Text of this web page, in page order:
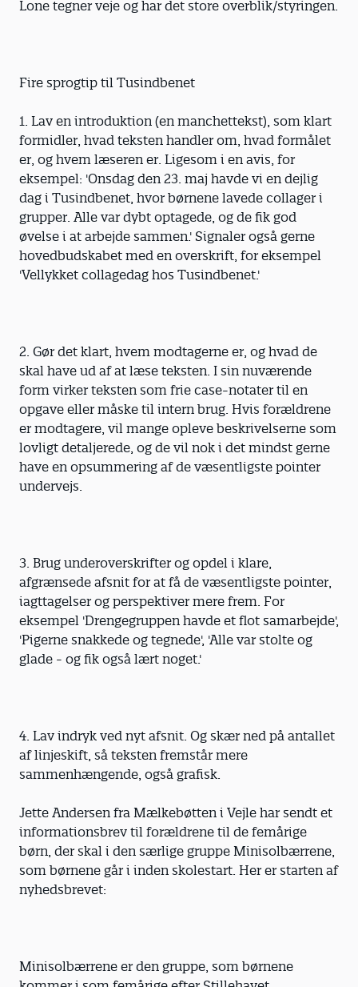
Lone tegner veje og har det store overblik/styringen.
Fire sprogtip til Tusindbenet
1. Lav en introduktion (en manchettekst), som klart
formidler, hvad teksten handler om, hvad formålet
er, og hvem læseren er. Ligesom i en avis, for
eksempel: 'Onsdag den 23. maj havde vi en dejlig
dag i Tusindbenet, hvor børnene lavede collager i
grupper. Alle var dybt optagede, og de fik god
øvelse i at arbejde sammen.' Signaler også gerne
hovedbudskabet med en overskrift, for eksempel
'Vellykket collagedag hos Tusindbenet.'
2. Gør det klart, hvem modtagerne er, og hvad de
skal have ud af at læse teksten. I sin nuværende
form virker teksten som frie case-notater til en
opgave eller måske til intern brug. Hvis forældrene
er modtagere, vil mange opleve beskrivelserne som
lovligt detaljerede, og de vil nok i det mindst gerne
have en opsummering af de væsentligste pointer
undervejs.
3. Brug underoverskrifter og opdel i klare,
afgrænsede afsnit for at få de væsentligste pointer,
iagttagelser og perspektiver mere frem. For
eksempel 'Drengegruppen havde et flot samarbejde',
'Pigerne snakkede og tegnede', 'Alle var stolte og
glade - og fik også lært noget.'
4. Lav indryk ved nyt afsnit. Og skær ned på antallet
af linjeskift, så teksten fremstår mere
sammenhængende, også grafisk.
Jette Andersen fra Mælkebøtten i Vejle har sendt et
informationsbrev til forældrene til de femårige
børn, der skal i den særlige gruppe Minisolbærrene,
som børnene går i inden skolestart. Her er starten af
nyhedsbrevet:
Minisolbærrene er den gruppe, som børnene